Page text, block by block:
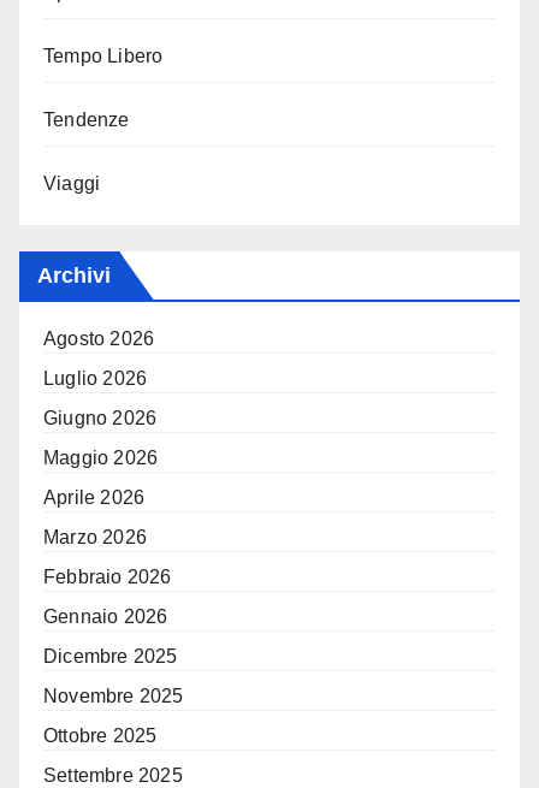
Tempo Libero
Tendenze
Viaggi
Archivi
Agosto 2026
Luglio 2026
Giugno 2026
Maggio 2026
Aprile 2026
Marzo 2026
Febbraio 2026
Gennaio 2026
Dicembre 2025
Novembre 2025
Ottobre 2025
Settembre 2025